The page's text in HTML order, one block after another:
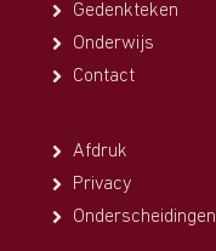
Gedenkteken
Onderwijs
Contact
Afdruk
Privacy
Onderscheidingen